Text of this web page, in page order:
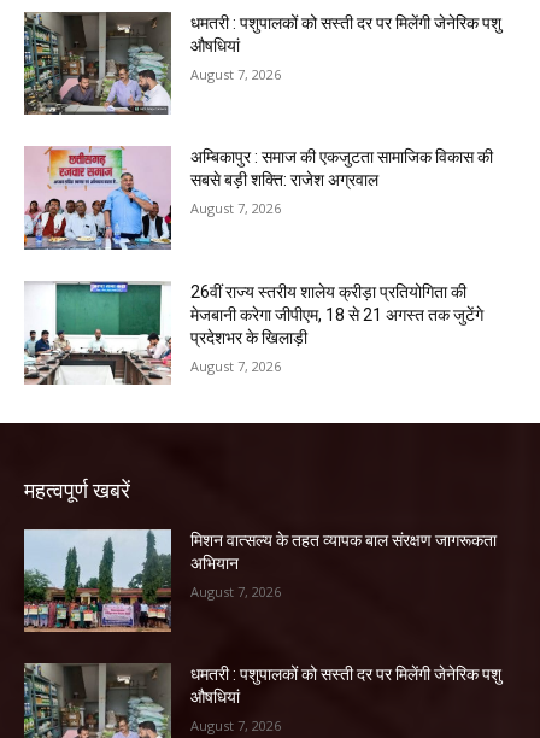
धमतरी : पशुपालकों को सस्ती दर पर मिलेंगी जेनेरिक पशु
औषधियां
August 7, 2026
अम्बिकापुर : समाज की एकजुटता सामाजिक विकास की
सबसे बड़ी शक्ति: राजेश अग्रवाल
August 7, 2026
26वीं राज्य स्तरीय शालेय क्रीड़ा प्रतियोगिता की
मेजबानी करेगा जीपीएम, 18 से 21 अगस्त तक जुटेंगे
प्रदेशभर के खिलाड़ी
August 7, 2026
महत्वपूर्ण खबरें
मिशन वात्सल्य के तहत व्यापक बाल संरक्षण जागरूकता
अभियान
August 7, 2026
धमतरी : पशुपालकों को सस्ती दर पर मिलेंगी जेनेरिक पशु
औषधियां
August 7, 2026